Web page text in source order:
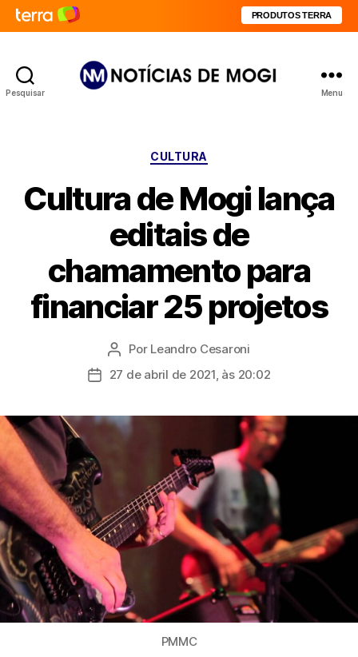
PRODUTOS TERRA
Pesquisar Menu
Categorias
CULTURA
Cultura de Mogi lança
editais de
chamamento para
financiar 25 projetos
Autor
do
Por Leandro Cesaroni
Data27 de abril de 2021, às 20:02
PMMC